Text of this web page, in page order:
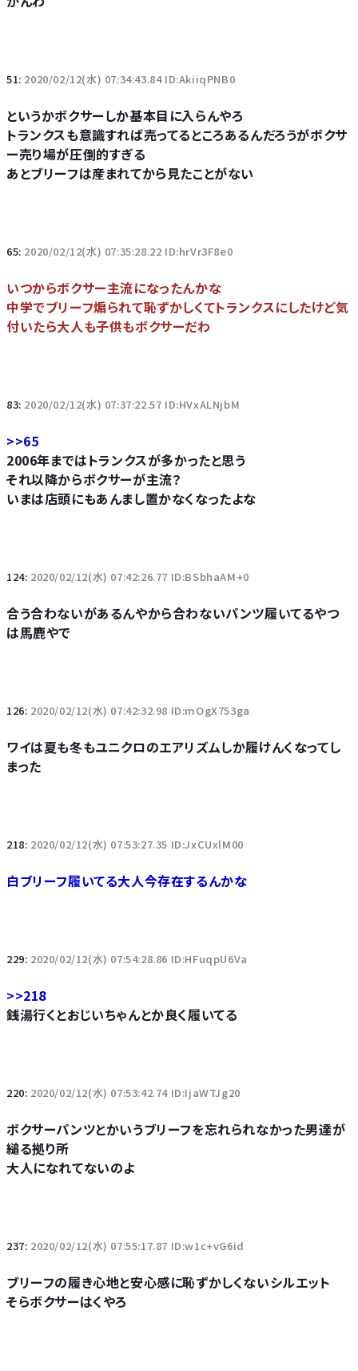
51: 2020/02/12(水) 07:34:43.84 ID:AkiiqPNB0
というかボクサーしか基本目に入らんやろ
トランクスも意識すれば売ってるところあるんだろうがボクサ
ー売り場が圧倒的すぎる
あとブリーフは産まれてから見たことがない
65: 2020/02/12(水) 07:35:28.22 ID:hrVr3F8e0
いつからボクサー主流になったんかな
中学でブリーフ煽られて恥ずかしくてトランクスにしたけど気
付いたら大人も子供もボクサーだわ
83: 2020/02/12(水) 07:37:22.57 ID:HVxALNjbM
>>65
2006年まではトランクスが多かったと思う
それ以降からボクサーが主流？
いまは店頭にもあんまし置かなくなったよな
124: 2020/02/12(水) 07:42:26.77 ID:BSbhaAM+0
合う合わないがあるんやから合わないパンツ履いてるやつ
は馬鹿やで
126: 2020/02/12(水) 07:42:32.98 ID:mOgX753ga
ワイは夏も冬もユニクロのエアリズムしか履けんくなってし
まった
218: 2020/02/12(水) 07:53:27.35 ID:JxCUxlM00
白ブリーフ履いてる大人今存在するんかな
229: 2020/02/12(水) 07:54:28.86 ID:HFuqpU6Va
>>218
銭湯行くとおじいちゃんとか良く履いてる
220: 2020/02/12(水) 07:53:42.74 ID:IjaWTJg20
ボクサーパンツとかいうブリーフを忘れられなかった男達が
縋る拠り所
大人になれてないのよ
237: 2020/02/12(水) 07:55:17.87 ID:w1c+vG6id
ブリーフの履き心地と安心感に恥ずかしくないシルエット
そらボクサーはくやろ